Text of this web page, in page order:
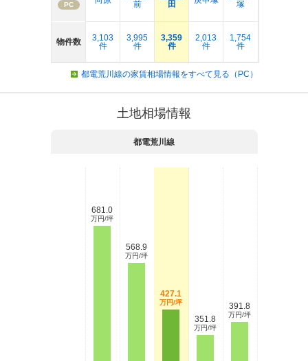
PC
物件数
3,103
件
前
3,995
件
田
3,359
件
2,013
件
塚
1,754
件
都電荒川線の家賃相場情報をすべて見る（PC）
土地相場情報
都電荒川線
681.0
万円/坪
568.9
万円/坪
427.1
万円/坪
351.8
万円/坪
391.8
万円/坪